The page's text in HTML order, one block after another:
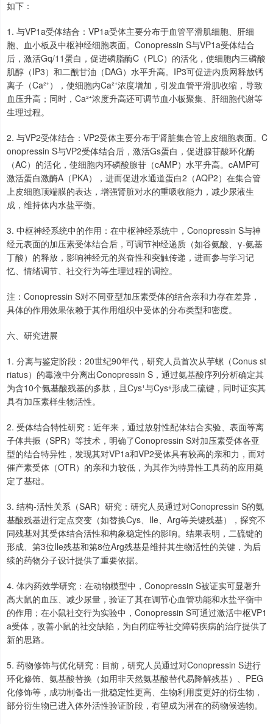
如下：
1. 与VP1a受体结合：VP1a受体主要分布于血管平滑肌细胞、肝细
胞、血小板及中枢神经细胞表面。Conopressin S与VP1a受体结合
后，激活Gq/11蛋白，促进磷脂酶C（PLC）的活化，使细胞内三磷酸
肌醇（IP3）和二酰甘油（DAG）水平升高。IP3可促进内质网释放钙
离子（Ca²⁺），使细胞内Ca²⁺浓度增加，引发血管平滑肌收缩，导致
血压升高；同时，Ca²⁺浓度升高还可调节血小板聚集、肝细胞代谢等
生理过程。
2. 与VP2受体结合：VP2受体主要分布于肾脏集合管上皮细胞表面。C
onopressin S与VP2受体结合后，激活Gs蛋白，促进腺苷酸环化酶
（AC）的活化，使细胞内环磷酸腺苷（cAMP）水平升高。cAMP可
激活蛋白激酶A（PKA），进而促进水通道蛋白2（AQP2）在集合管
上皮细胞顶端膜的表达，增强肾脏对水的重吸收能力，减少尿液生
成，维持体内水盐平衡。
3. 中枢神经系统中的作用：在中枢神经系统中，Conopressin S与神
经元表面的加压素受体结合后，可调节神经递质（如谷氨酸、γ-氨基
丁酸）的释放，影响神经元的兴奋性和突触传递，进而参与学习记
忆、情绪调节、社交行为等生理过程的调控。
注：Conopressin S对不同亚型加压素受体的结合亲和力存在差异，
具体的作用效果依赖于其作用组织中受体的分布类型和密度。
六、研究进展
1. 分离与鉴定阶段：20世纪90年代，研究人员首次从芋螺（Conus st
riatus）的毒液中分离出Conopressin S，通过氨基酸序列分析确定其
为含10个氨基酸残基的多肽，且Cys¹与Cys⁶形成二硫键，同时证实其
具有加压素样生物活性。
2. 受体结合特性研究：近年来，通过放射性配体结合实验、表面等离
子体共振（SPR）等技术，明确了Conopressin S对加压素受体各亚
型的结合特异性，发现其对VP1a和VP2受体具有较高的亲和力，而对
催产素受体（OTR）的亲和力较低，为其作为特异性工具药的应用奠
定了基础。
3. 结构-活性关系（SAR）研究：研究人员通过对Conopressin S的氨
基酸残基进行定点突变（如替换Cys、Ile、Arg等关键残基），探究不
同残基对其受体结合活性和构象稳定性的影响。结果表明，二硫键的
形成、第3位Ile残基和第8位Arg残基是维持其生物活性的关键，为后
续的药物分子设计提供了重要依据。
4. 体内药效学研究：在动物模型中，Conopressin S被证实可显著升
高大鼠的血压、减少尿量，验证了其在调节心血管功能和水盐平衡中
的作用；在小鼠社交行为实验中，Conopressin S可通过激活中枢VP1
a受体，改善小鼠的社交缺陷，为自闭症等社交障碍疾病的治疗提供了
新的思路。
5. 药物修饰与优化研究：目前，研究人员通过对Conopressin S进行
环化修饰、氨基酸替换（如用非天然氨基酸替代易降解残基）、PEG
化修饰等，成功制备出一批稳定性更高、生物利用度更好的衍生物，
部分衍生物已进入体外活性验证阶段，有望成为潜在的药物候选物。